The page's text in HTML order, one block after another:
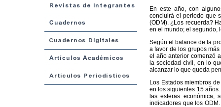
En este año, con
concluirá el periodo que
(ODM). ¿Los recuerda?
en el mundo; el segundo,
Según el balance de la
a favor de los grupos
el año anterior comenzó
la sociedad civil, en lo
alcanzar lo que queda
Los Estados miembros
en los siguientes 15
las esferas económica,
indicadores que los